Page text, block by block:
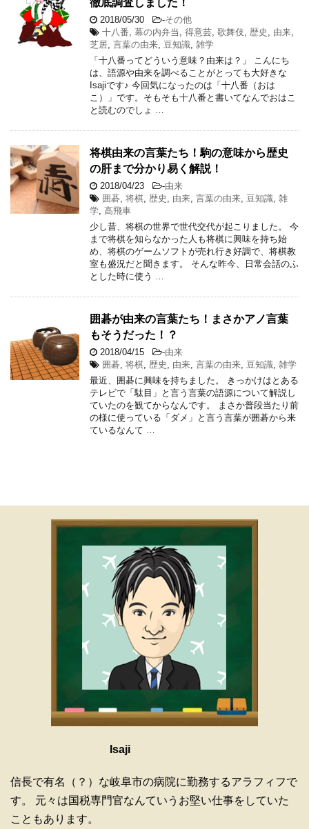
2018/05/30 -その他
十八番 幕の内弁当 得意芸 歌舞伎 歴史 由来
芝居 言葉の由来 豆知識 雑学
「十八番ってどういう意味？由来は？」 こんにち
は、語源や由来を調べることがとっても大好きな
Isajiです♪ 今回気になったのは「十八番（おは
こ）」です。そもそも十八番と書いてなんでおはこ
と読むのでしょ …
将棋由来の言葉たち！駒の意味から歴史
の肝まで分かり易く解説！
2018/04/23 -由来
囲碁 将棋 歴史 由来 言葉の由来 豆知識 雑
学 高飛車
少し昔、将棋の世界で世代交代が起こりました。 今
まで将棋を知らなかった人も将棋に興味を持ち始
め、将棋のゲームソフトが売れ行き好調で、将棋教
室も盛況だと聞きます。 そんな昨今、日常会話のふ
とした時に使う …
囲碁が由来の言葉たち！まさかアノ言葉
もそうだった！？
2018/04/15 -由来
囲碁 将棋 歴史 由来 言葉の由来 豆知識 雑学
最近、囲碁に興味を持ちました。 きっかけはとある
テレビで「駄目」と言う言葉の語源について解説し
ていたのを観てからなんです。 まさか普段当たり前
の様に使っている「ダメ」と言う言葉が囲碁から来
ているなんて …
Isaji
信長で有名（？）な岐阜市の病院に勤務するアラフィフで
す。 元々は国税専門官なんていうお堅い仕事をしていた
こともあります。